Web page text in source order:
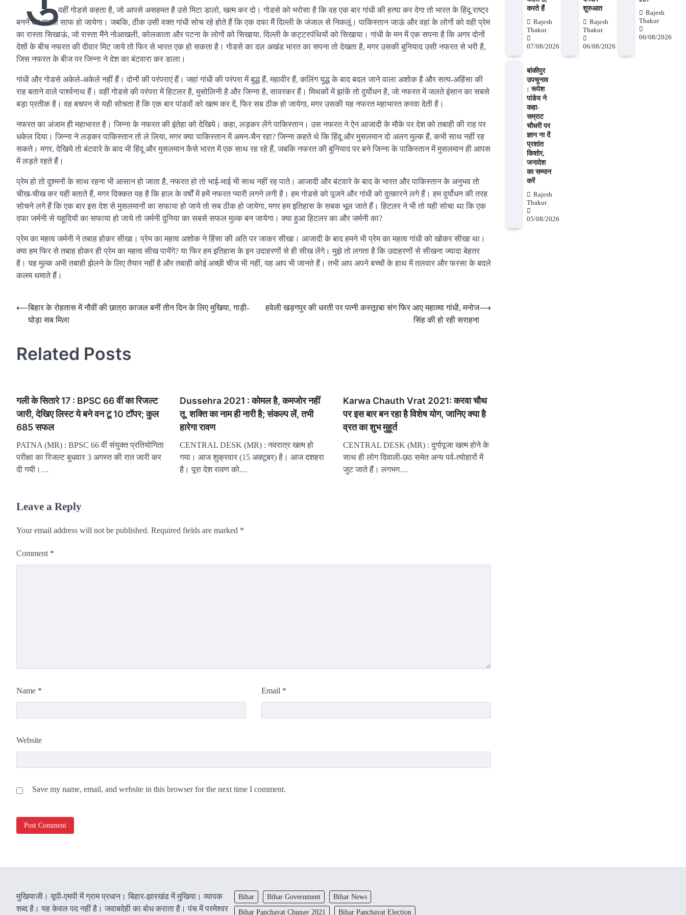
वहीं गोडसे कहता है, जो आपसे असहमत है उसे मिटा डालो, खत्म कर दो। गोडसे को भरोसा है कि वह एक बार गांधी की हत्या कर देगा तो भारत के हिंदू राष्ट्र
बनने का रास्ता साफ हो जायेगा। जबकि, ठीक उसी वक्त गांधी सोच रहे होते हैं कि एक दफा मैं दिल्ली के जंजाल से निकलूं। पाकिस्तान जाऊं और वहां के लोगों को वही प्रेम
का रास्ता सिखाऊं, जो रास्ता मैंने नोआखली, कोलकाता और पटना के लोगों को सिखाया. दिल्ली के कट्टरपंथियों को सिखाया। गांधी के मन में एक सपना है कि अगर दोनों
देशों के बीच नफरत की दीवार मिट जाये तो फिर से भारत एक हो सकता है। गोडसे का दल अखंड भारत का सपना तो देखता है, मगर उसकी बुनियाद उसी नफरत से भरी है,
जिस नफरत के बीज पर जिन्ना ने देश का बंटवारा कर डाला।
गांधी और गोडसे अकेले-अकेले नहीं हैं। दोनों की परंपराएं हैं। जहां गांधी की परंपरा में बुद्ध हैं, महावीर हैं, कलिंग युद्ध के बाद बदल जाने वाला अशोक है और सत्य-अहिंसा की
राह बताने वाले पार्श्वनाथ हैं। वहीं गोडसे की परंपरा में हिटलर है, मुसोलिनी है और जिन्ना है, सावरकर हैं। मिथकों में झांकें तो दुर्योधन है, जो नफरत में जलते इंसान का सबसे
बड़ा प्रतीक है। वह बचपन से यही सोचता है कि एक बार पांडवों को खत्म कर दें, फिर सब ठीक हो जायेगा, मगर उसकी यह नफरत महाभारत करवा देती है।
नफरत का अंजाम ही महाभारत है। जिन्ना के नफरत की इंतेहा को देखिये। कहा, लड़कर लेंगे पाकिस्तान। उस नफरत ने ऐन आजादी के मौके पर देश को तबाही की राह पर
धकेल दिया। जिन्ना ने लड़कर पाकिस्तान तो ले लिया, मगर क्या पाकिस्तान में अमन-चैन रहा? जिन्ना कहते थे कि हिंदू और मुसलमान दो अलग मुल्क हैं, कभी साथ नहीं रह
सकते। मगर, देखिये तो बंटवारे के बाद भी हिंदू और मुसलमान कैसे भारत में एक साथ रह रहे हैं, जबकि नफरत की बुनियाद पर बने जिन्ना के पाकिस्तान में मुसलमान ही आपस
में लड़ते रहते हैं।
प्रेम हो तो दुश्मनों के साथ रहना भी आसान हो जाता है, नफरत हो तो भाई-भाई भी साथ नहीं रह पाते। आजादी और बंटवारे के बाद के भारत और पाकिस्तान के अनुभव तो
चीख-चीख कर यही बताते हैं, मगर दिक्कत यह है कि हाल के वर्षों में हमें नफरत प्यारी लगने लगी है। हम गोडसे को पूजने और गांधी को दुत्कारने लगे हैं। हम दुर्योधन की तरह
सोचने लगे हैं कि एक बार इस देश से मुसलमानों का सफाया हो जाये तो सब ठीक हो जायेगा, मगर हम इतिहास के सबक भूल जाते हैं। हिटलर ने भी तो यही सोचा था कि एक
दफा जर्मनी से यहूदियों का सफाया हो जाये तो जर्मनी दुनिया का सबसे सफल मुल्क बन जायेगा। क्या हुआ हिटलर का और जर्मनी का?
प्रेम का महत्व जर्मनी ने तबाह होकर सीखा। प्रेम का महत्व अशोक ने हिंसा की अति पर जाकर सीखा। आजादी के बाद हमने भी प्रेम का महत्व गांधी को खोकर सीखा था।
क्या हम फिर से तबाह होकर ही प्रेम का महत्व सीख पायेंगे? या फिर हम इतिहास के इन उदाहरणों से ही सीख लेंगे। मुझे तो लगता है कि उदाहरणों से सीखना ज्यादा बेहतर
है। यह मुल्क अभी तबाही झेलने के लिए तैयार नहीं है और तबाही कोई अच्छी चीज भी नहीं, यह आप भी जानते हैं। तभी आप अपने बच्चों के हाथ में तलवार और फरसा के बदले
कलम थमाते हैं।
Post
navigation
⟵बिहार के रोहतास में नौवीं की छात्रा काजल बनीं तीन दिन के लिए मुखिया, गाड़ी-
घोड़ा सब मिला
हवेली खड़गपुर की धरती पर पत्नी कस्तूरबा संग फिर आए महात्मा गांधी, मनोज
सिंह की हो रही सराहना
⟶
Related Posts
गली के सितारे 17 : BPSC 66 वीं का रिजल्ट
जारी, देखिए लिस्ट ये बने वन टू 10 टॉपर; कुल
685 सफल
PATNA (MR) : BPSC 66 वीं संयुक्त प्रतियोगिता
परीक्षा का रिजल्ट बुधवार 3 अगस्त की रात जारी कर
दी गयी।…
Dussehra 2021 : कोमल है, कमजोर नहीं
तू, शक्ति का नाम ही नारी है; संकल्प लें, तभी
हारेगा रावण
CENTRAL DESK (MR) : नवरात्र खत्म हो
गया। आज शुक्रवार (15 अक्टूबर) है। आज दशहरा
है। पूरा देश रावण को…
Karwa Chauth Vrat 2021: करवा चौथ
पर इस बार बन रहा है विशेष योग, जानिए क्या है
व्रत का शुभ मुहूर्त
CENTRAL DESK (MR) : दुर्गापूजा खत्म होने के
साथ ही लोग दिवाली-छठ समेत अन्य पर्व-त्योहारों में
जुट जाते हैं। लगभग…
Leave a Reply
Your email address will not be published. Required fields are marked *
Comment *
Name * Email *
Website
Save my name, email, and website in this browser for the next time I comment.
करते हैं
Rajesh
Thakur
07/08/2026
शुरुआत
Rajesh
Thakur
06/08/2026
Rajesh
Thakur
06/08/2026
बांकीपुर
उपचुनाव
: रूपेश
पांडेय ने
कहा-
सम्राट
चौधरी पर
ज्ञान ना दें
प्रशांत
किशोर,
जनादेश
का सम्मान
करें
Rajesh
Thakur
05/08/2026
मुखियाजी। यूपी-एमपी में ग्राम प्रधान। बिहार-झारखंड में मुखिया। व्यापक
शब्द है। यह केवल पद नहीं है। जवाबदेही का बोध कराता है। पंच में परमेश्वर
Bihar Bihar Government
Bihar News
Bihar Panchayat Chunav 2021
Bihar Panchayat Election